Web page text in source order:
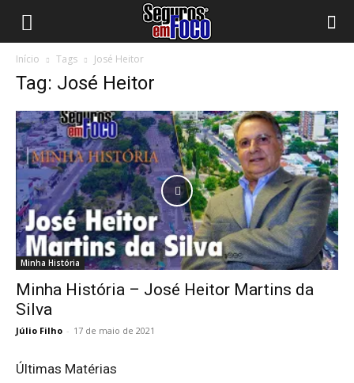
Início Tags José Heitor
Tag: José Heitor
Minha História
Minha História – José Heitor Martins da
Silva
Júlio Filho - 17 de maio de 2021
Últimas Matérias